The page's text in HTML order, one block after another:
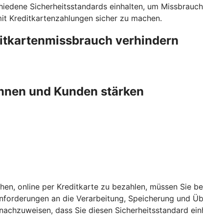
Sicherheitsstandards einhalten, um
Kreditkartenzahlungen sicher zu machen.
verhindern
und Kunden stärken
online per Kreditkarte zu bezahlen, müssen Sie
an die Verarbeitung, Speicherung und
dass Sie diesen Sicherheitsstandard